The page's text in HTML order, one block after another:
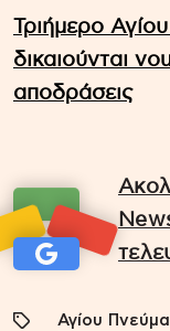
Τριήμερο
δικαιούνται
αποδράσεις
Αγίου